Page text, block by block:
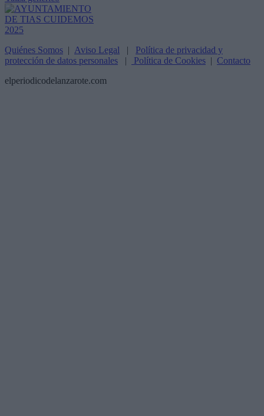
Quiénes Somos | Aviso Legal | Política de privacidad y
protección de datos personales | Política de Cookies | Contacto
elperiodicodelanzarote.com